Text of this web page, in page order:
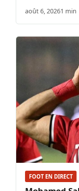
août 6, 20261 min
FOOT EN DIRECT